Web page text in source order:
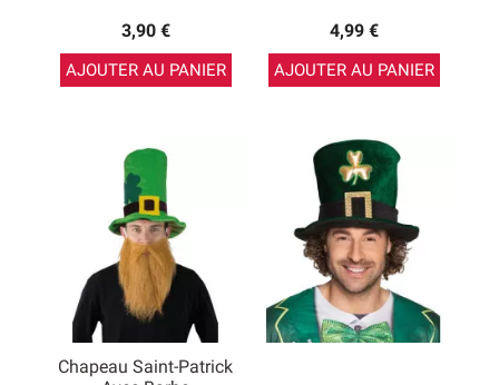
3,90 €
AJOUTER AU PANIER
4,99 €
AJOUTER AU PANIER
Chapeau Saint-Patrick